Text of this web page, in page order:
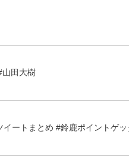
山田大樹
ートまとめ #鈴鹿ポイントゲ